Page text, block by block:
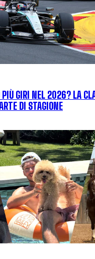
PIÙ GIRI NEL 2026? LA
DI STAGIONE